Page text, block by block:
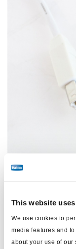
This website
We use cookies to
media features and
about your use of our
Inicie sesión para